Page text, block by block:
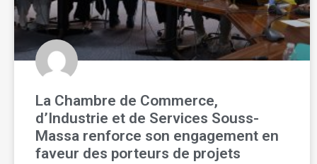
La Chambre de Commerce,
d’Industrie et de Services Souss-
Massa renforce son engagement en
faveur des porteurs de projets